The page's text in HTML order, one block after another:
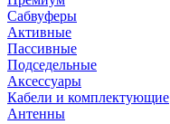
Сабвуферы
Активные
Пассивные
Подседельные
Аксессуары
Кабели и комплектующие
Антенны